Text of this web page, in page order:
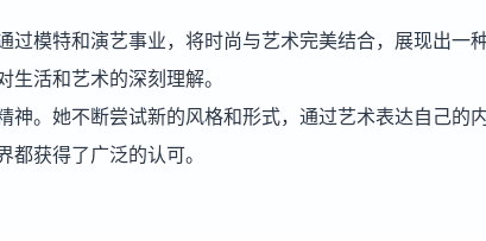
过模特和演艺事业，将时尚与艺术完美结合，展现出一
活和艺术的深刻理解。
。她不断尝试新的风格和形式，通过艺术表达自己的
获得了广泛的认可。